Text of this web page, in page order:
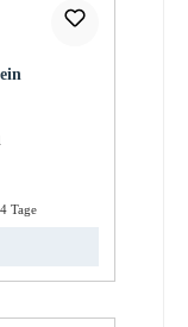
Tage